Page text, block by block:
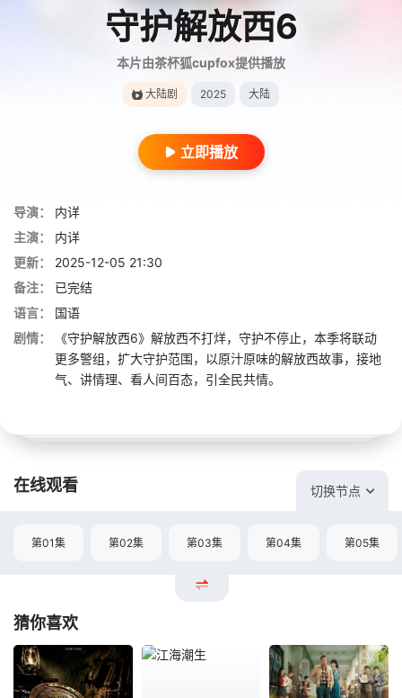
守护解放西6
本片由茶杯狐cupfox提供播放
大陆剧 2025 大陆
立即播放
导演：
内详
主演：
内详
更新：
2025-12-05 21:30
备注：
已完结
语言：
国语
剧情：
《守护解放西6》解放西不打烊，守护不停止，本季将联动
更多警组，扩大守护范围，以原汁原味的解放西故事，接地
气、讲情理、看人间百态，引全民共情。
在线观看 切换节点
第01集 第02集 第03集 第04集 第05集
猜你喜欢